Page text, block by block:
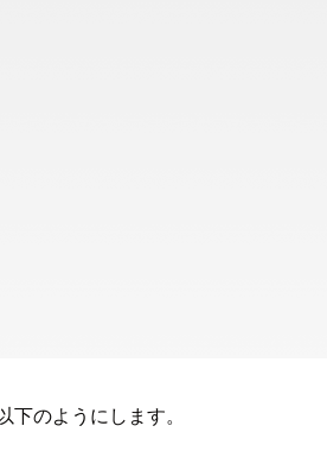
のようにします。